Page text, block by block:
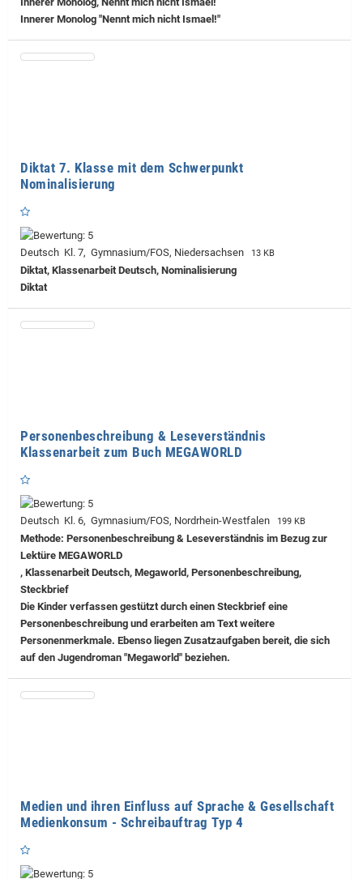
Innerer Monolog "Nennt mich nicht Ismael!"
Diktat 7. Klasse mit dem Schwerpunkt
Nominalisierung
Deutsch Kl. 7, Gymnasium/FOS, Niedersachsen 13 KB
Diktat, Klassenarbeit Deutsch, Nominalisierung
Diktat
Personenbeschreibung & Leseverständnis
Klassenarbeit zum Buch MEGAWORLD
Deutsch Kl. 6, Gymnasium/FOS, Nordrhein-Westfalen 199 KB
Methode: Personenbeschreibung & Leseverständnis im Bezug zur
Lektüre MEGAWORLD
, Klassenarbeit Deutsch, Megaworld, Personenbeschreibung,
Steckbrief
Die Kinder verfassen gestützt durch einen Steckbrief eine
Personenbeschreibung und erarbeiten am Text weitere
Personenmerkmale. Ebenso liegen Zusatzaufgaben bereit, die sich
auf den Jugendroman "Megaworld" beziehen.
Medien und ihren Einfluss auf Sprache & Gesellschaft
Medienkonsum - Schreibauftrag Typ 4